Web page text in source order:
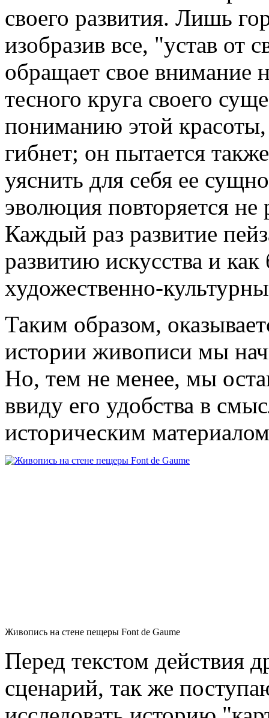
своего развития. Лишь
изобразив все, "устав от
обращает свое внимание
тесного круга своего
пониманию этой красоты,
гибнет; он пытается
уяснить для себя ее
эволюция повторяется не
Каждый раз развитие
развитию искусства и
художественно-
Таким образом,
истории живописи мы
Но, тем не менее, мы
ввиду его удобства в
историческим
Живопись на стене пещеры Font de Gaume
Перед текстом действия
сценарий, так же